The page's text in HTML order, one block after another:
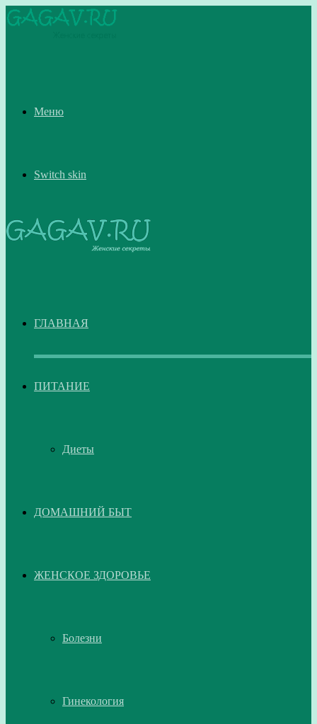
Меню
Switch skin
ГЛАВНАЯ
ПИТАНИЕ
Диеты
ДОМАШНИЙ БЫТ
ЖЕНСКОЕ ЗДОРОВЬЕ
Болезни
Гинекология